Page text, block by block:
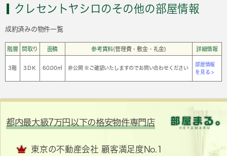
クレセントヤシロのその他の部屋情報
成約済みの物件一覧
階層 間取り 面積 参考賃料(管理費・敷金・礼金) 詳細情報
3階 3ＤＫ 60.00㎡ 非公開 ※ご確認いたしますのでお問い合わせください
部屋情報
を見る >
都内最大級7万円以下の格安物件専門店
東京の不動産会社 顧客満足度No.1